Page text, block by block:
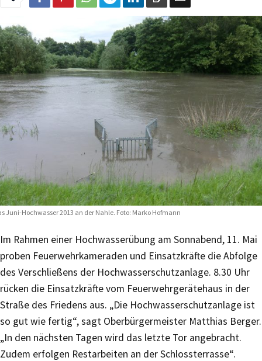
Juni-Hochwasser 2013 an der Nahle. Foto: Marko Hofmann
Im Rahmen einer Hochwasserübung am Sonnabend, 11. Mai
proben Feuerwehrkameraden und Einsatzkräfte die Abfolge
des Verschließens der Hochwasserschutzanlage. 8.30 Uhr
rücken die Einsatzkräfte vom Feuerwehrgerätehaus in der
Straße des Friedens aus. „Die Hochwasserschutzanlage ist
so gut wie fertig“, sagt Oberbürgermeister Matthias Berger.
„In den nächsten Tagen wird das letzte Tor angebracht.
Zudem erfolgen Restarbeiten an der Schlossterrasse“.